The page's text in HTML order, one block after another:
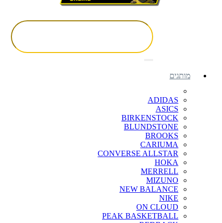
מותגים
ADIDAS
ASICS
BIRKENSTOCK
BLUNDSTONE
BROOKS
CARIUMA
CONVERSE ALLSTAR
HOKA
MERRELL
MIZUNO
NEW BALANCE
NIKE
ON CLOUD
PEAK BASKETBALL